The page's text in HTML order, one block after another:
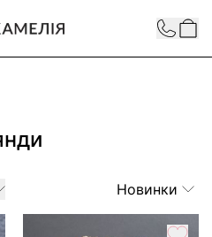
Contact
Новинки